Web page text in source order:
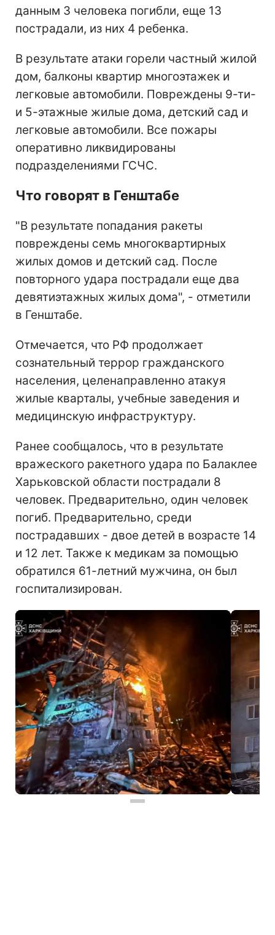
данным 3 человека погибли, еще 13
пострадали, из них 4 ребенка.
В результате атаки горели частный жилой
дом, балконы квартир многоэтажек и
легковые автомобили. Повреждены 9-ти-
и 5-этажные жилые дома, детский сад и
легковые автомобили. Все пожары
оперативно ликвидированы
подразделениями ГСЧС.
Что говорят в Генштабе
"В результате попадания ракеты
повреждены семь многоквартирных
жилых домов и детский сад. После
повторного удара пострадали еще два
девятиэтажных жилых дома", - отметили
в Генштабе.
Отмечается, что РФ продолжает
сознательный террор гражданского
населения, целенаправленно атакуя
жилые кварталы, учебные заведения и
медицинскую инфраструктуру.
Ранее сообщалось, что в результате
вражеского ракетного удара по Балаклее
Харьковской области пострадали 8
человек. Предварительно, один человек
погиб. Предварительно, среди
пострадавших - двое детей в возрасте 14
и 12 лет. Также к медикам за помощью
обратился 61-летний мужчина, он был
госпитализирован.